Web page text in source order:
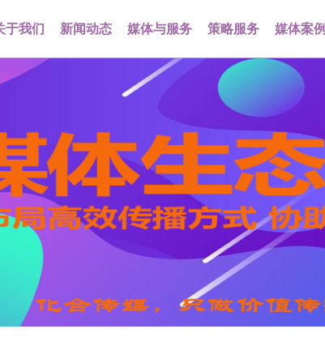
于我们 新闻动态 媒体与服务 策略服务 媒体案例